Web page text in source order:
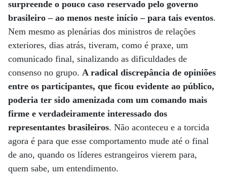
surpreende o pouco caso reservado pelo governo
brasileiro – ao menos neste início – para tais eventos.
Nem mesmo as plenárias dos ministros de relações
exteriores, dias atrás, tiveram, como é praxe, um
comunicado final, sinalizando as dificuldades de
consenso no grupo. A radical discrepância de opiniões
entre os participantes, que ficou evidente ao público,
poderia ter sido amenizada com um comando mais
firme e verdadeiramente interessado dos
representantes brasileiros. Não aconteceu e a torcida
agora é para que esse comportamento mude até o final
de ano, quando os líderes estrangeiros vierem para,
quem sabe, um entendimento.